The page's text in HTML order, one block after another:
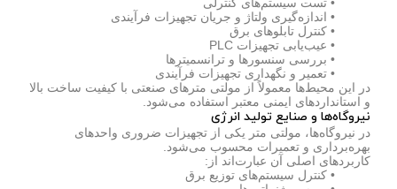
• اندازه‌گیری ولتاژ و جریان تجهیزات فرآیندی
• کنترل تابلوهای برق
• عیب‌یابی تجهیزات PLC
• بررسی سنسورها و ترانسمیترها
• تعمیر و نگهداری تجهیزات فرآیندی
در این محیط‌ها معمولاً از مولتی مترهای صنعتی با کیفیت ساخت بالا
و استانداردهای ایمنی معتبر استفاده می‌شود.
نیروگاه‌ها و صنایع تولید انرژی
در نیروگاه‌ها، مولتی متر یکی از تجهیزات ضروری واحدهای
بهره‌برداری و تعمیرات محسوب می‌شود.
کاربردهای اصلی آن عبارت‌اند از:
• کنترل سیستم‌های توزیع برق